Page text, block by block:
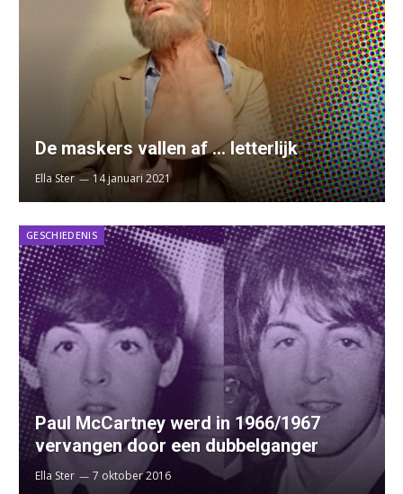
De maskers vallen af … letterlijk
Ella Ster 14 januari 2021
GESCHIEDENIS
Paul McCartney werd in 1966/1967
vervangen door een dubbelganger
Ella Ster 7 oktober 2016